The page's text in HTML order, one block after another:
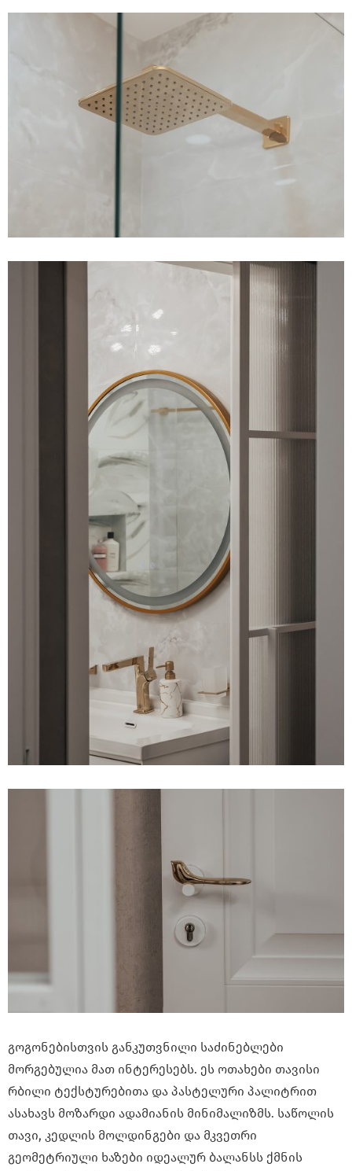
გოგონებისთვის განკუთვნილი საძინებლები
მორგებულია მათ ინტერესებს. ეს ოთახები თავისი
რბილი ტექსტურებითა და პასტელური პალიტრით
ასახავს მოზარდი ადამიანის მინიმალიზმს. საწოლის
თავი, კედლის მოლდინგები და მკვეთრი
გეომეტრიული ხაზები იდეალურ ბალანსს ქმნის